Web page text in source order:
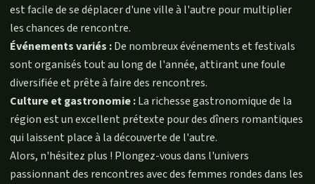
est facile de se déplacer d'une ville à l'autre pour multiplier
les chances de rencontre.
Événements variés :De nombreux événements et festivals
sont organisés tout au long de l'année, attirant une foule
diversifiée et prête à faire des rencontres.
Culture et gastronomie :La richesse gastronomique de la
région est un excellent prétexte pour des dîners romantiques
qui laissent place à la découverte de l'autre.
Alors, n'hésitez plus ! Plongez-vous dans l'univers
passionnant des rencontres avec des femmes rondes dans les